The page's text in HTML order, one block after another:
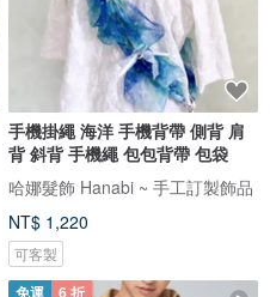
手機掛繩 海洋 手機背帶 側背 肩
背 斜背 手機繩 包包背帶 包袋
哈娜髮飾 Hanabi ~ 手工訂製飾品
NT$ 1,220
可客製